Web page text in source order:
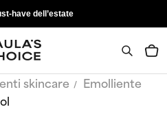
have dell’estate
skincare
Emolliente